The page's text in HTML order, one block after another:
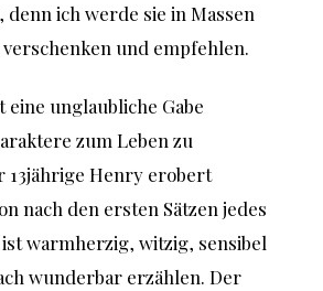
ich werde sie in Massen
und empfehlen.
eine unglaubliche Gabe
zum Leben zu
13jährige Henry erobert
nach den ersten Sätzen jedes
warmherzig, witzig, sensibel
wunderbar erzählen. Der